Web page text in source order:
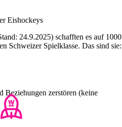
Eishockeys
24.9.2025) schafften es auf 1000
Schweizer Spielklasse. Das sind sie:
Beziehungen zerstören (keine